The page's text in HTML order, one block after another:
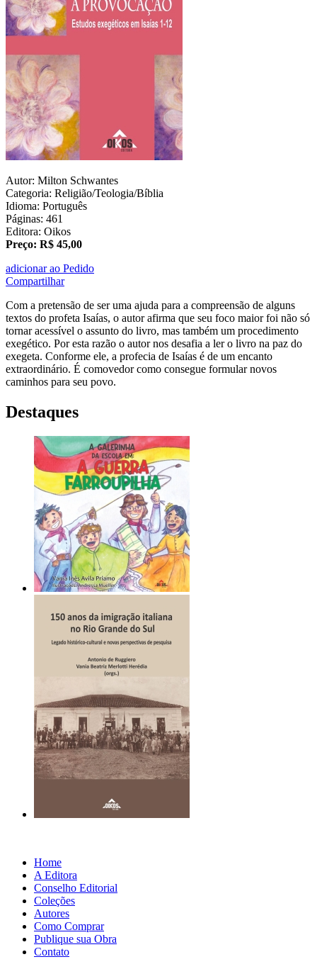
Autor: Milton Schwantes
Categoria: Religião/Teologia/Bíblia
Idioma: Português
Páginas: 461
Editora: Oikos
Preço: R$ 45,00
adicionar ao Pedido
Compartilhar
Com a pretensão de ser uma ajuda para a compreensão de alguns
textos do profeta Isaías, o autor afirma que seu foco maior foi não só
tornar acessível o assunto do livro, mas também um procedimento
exegético. Por esta razão o autor nos desafia a ler o livro na paz do
exegeta. Conforme ele, a profecia de Isaías é de um encanto
extraordinário. É comovedor como consegue formular novos
caminhos para seu povo.
Destaques
Home
A Editora
Conselho Editorial
Coleções
Autores
Como Comprar
Publique sua Obra
Contato